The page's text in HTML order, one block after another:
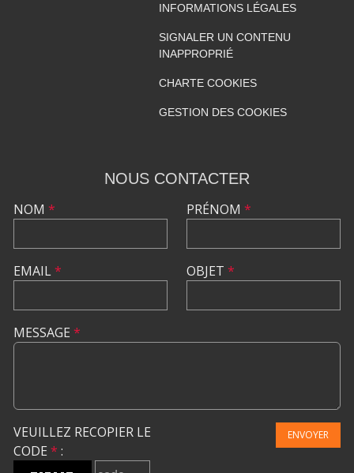
INFORMATIONS LÉGALES
SIGNALER UN CONTENU
INAPPROPRIÉ
CHARTE COOKIES
GESTION DES COOKIES
NOUS CONTACTER
NOM *
EMAIL*
PRÉNOM *
OBJET *
MESSAGE *
VEUILLEZ RECOPIER LE
CODE * :
ENVOYER